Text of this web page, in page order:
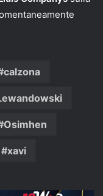
calzona
Osimhen
xavi